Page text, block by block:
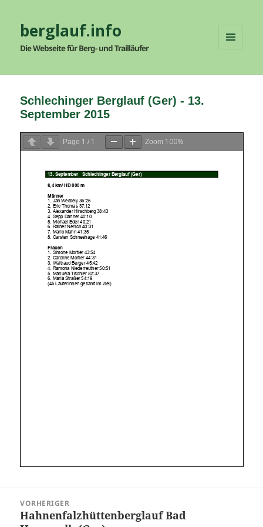
berglauf.info
Die Webseite für Berg- und Trailläufer
WIDGETS
Schlechinger Berglauf (Ger) - 13.
September 2015
Page 1 / 1 Zoom 100%
VORHERIGER
Vorheriger
Hahnenfalzhüttenberglauf Bad